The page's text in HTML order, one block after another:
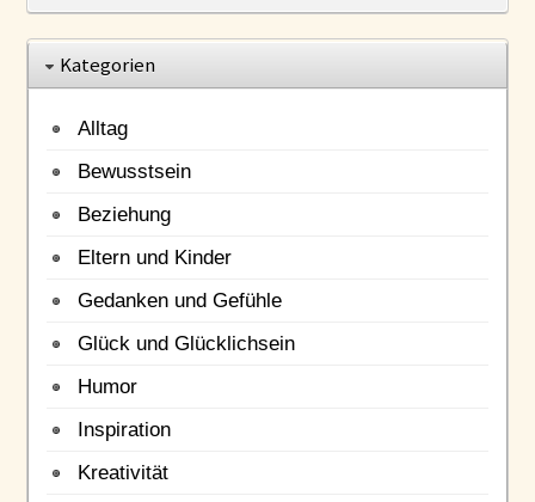
Kategorien
Alltag
Bewusstsein
Beziehung
Eltern und Kinder
Gedanken und Gefühle
Glück und Glücklichsein
Humor
Inspiration
Kreativität